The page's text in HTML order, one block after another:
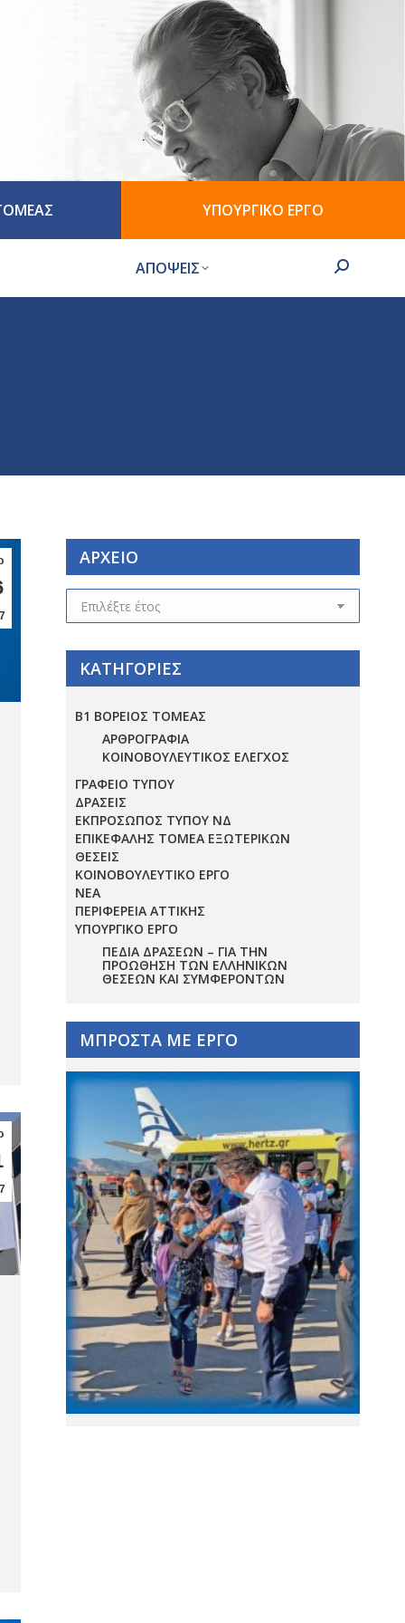
ΥΠΟΥΡΓΙΚΟ ΕΡΓΟ
ΑΠΟΨΕΙΣ Search:
ΑΡΧΕΙΟ
ΑΡΧΕΙΟ
ΚΑΤΗΓΟΡΙΕΣ
Β1 ΒΟΡΕΙΟΣ ΤΟΜΕΑΣ
ΑΡΘΡΟΓΡΑΦΙΑ
ΚΟΙΝΟΒΟΥΛΕΥΤΙΚΟΣ ΕΛΕΓΧΟΣ
ΓΡΑΦΕΙΟ ΤΥΠΟΥ
ΔΡΑΣΕΙΣ
ΕΚΠΡΟΣΩΠΟΣ ΤΥΠΟΥ ΝΔ
ΕΠΙΚΕΦΑΛΗΣ ΤΟΜΕΑ ΕΞΩΤΕΡΙΚΩΝ
ΘΕΣΕΙΣ
ΚΟΙΝΟΒΟΥΛΕΥΤΙΚΟ ΕΡΓΟ
ΝΕΑ
ΠΕΡΙΦΕΡΕΙΑ ΑΤΤΙΚΗΣ
ΥΠΟΥΡΓΙΚΟ ΕΡΓΟ
ΠΕΔΊΑ ΔΡΆΣΕΩΝ – ΓΙΑ ΤΗΝ
ΠΡΟΏΘΗΣΗ ΤΩΝ ΕΛΛΗΝΙΚΏΝ
ΘΈΣΕΩΝ ΚΑΙ ΣΥΜΦΕΡΌΝΤΩΝ
ΜΠΡΟΣΤΑ ΜΕ ΕΡΓΟ